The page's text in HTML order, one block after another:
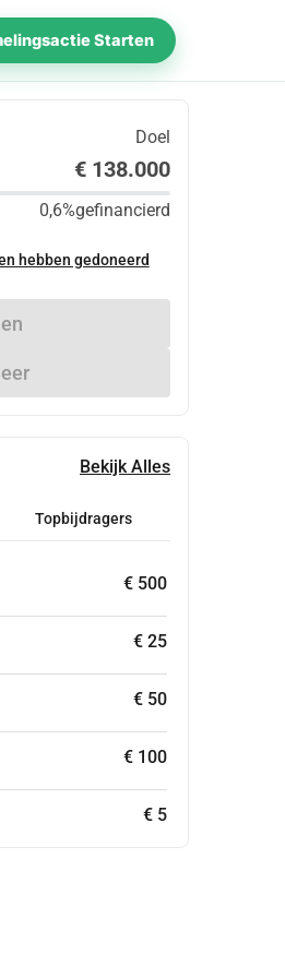
Starten
Doel
€ 138.000
0,6%gefinancierd
hebben gedoneerd
Bekijk Alles
Topbijdragers
€ 500
€ 25
€ 50
€ 100
€ 5